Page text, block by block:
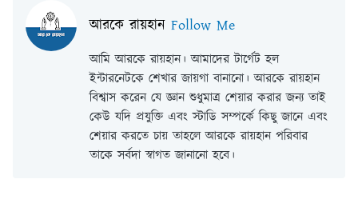
আরকে রায়হান Follow Me
আমি আরকে রায়হান। আমাদের টার্গেট হল
ইন্টারনেটকে শেখার জায়গা বানানো। আরকে রায়হান
বিশ্বাস করেন যে জ্ঞান শুধুমাত্র শেয়ার করার জন্য তাই
কেউ যদি প্রযুক্তি এবং স্টাডি সম্পর্কে কিছু জানে এবং
শেয়ার করতে চায় তাহলে আরকে রায়হান পরিবার
তাকে সর্বদা স্বাগত জানানো হবে।